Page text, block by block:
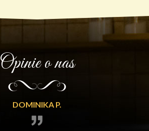
Opinie o nas
DOMINIKA P.
Bez wątpienia